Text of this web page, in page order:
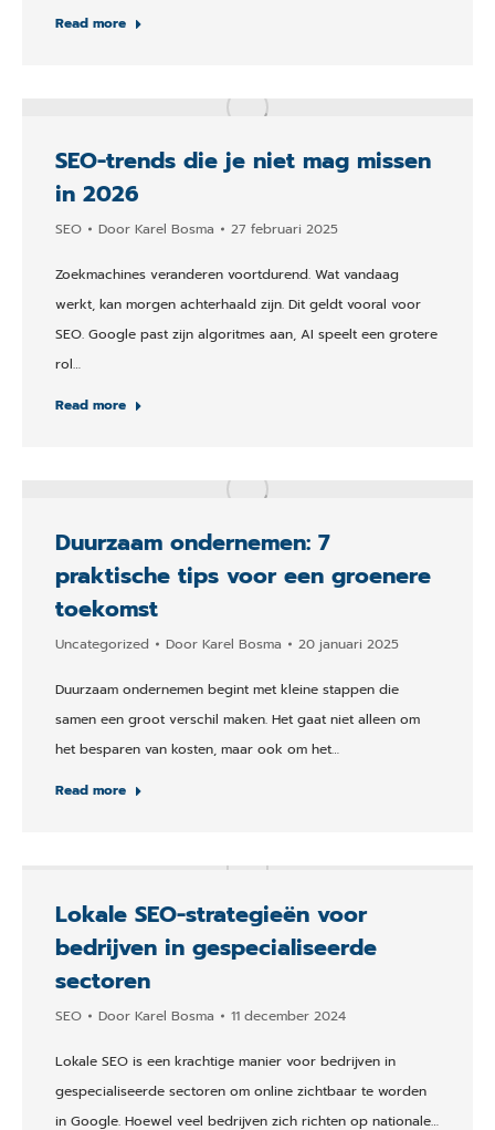
Read more
SEO-trends die je niet mag missen
in 2026
SEO Door Karel Bosma 27 februari 2025
Zoekmachines veranderen voortdurend. Wat vandaag
werkt, kan morgen achterhaald zijn. Dit geldt vooral voor
SEO. Google past zijn algoritmes aan, AI speelt een grotere
rol…
Read more
Duurzaam ondernemen: 7
praktische tips voor een groenere
toekomst
Uncategorized Door Karel Bosma 20 januari 2025
Duurzaam ondernemen begint met kleine stappen die
samen een groot verschil maken. Het gaat niet alleen om
het besparen van kosten, maar ook om het…
Read more
Lokale SEO-strategieën voor
bedrijven in gespecialiseerde
sectoren
SEO Door Karel Bosma 11 december 2024
Lokale SEO is een krachtige manier voor bedrijven in
gespecialiseerde sectoren om online zichtbaar te worden
in Google. Hoewel veel bedrijven zich richten op nationale…